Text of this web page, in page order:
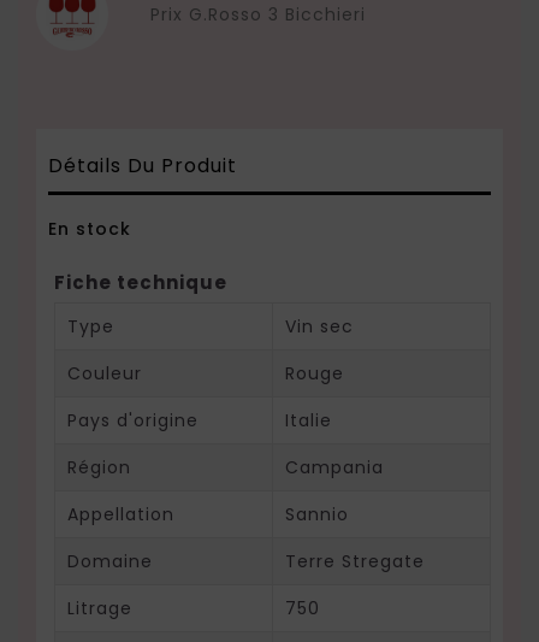
Prix G.Rosso 3 Bicchieri
Détails Du Produit
En stock
Fiche technique
Type
Vin sec
Couleur
Rouge
Pays d'origine
Italie
Région
Campania
Appellation
Sannio
Domaine
Terre Stregate
Litrage
750